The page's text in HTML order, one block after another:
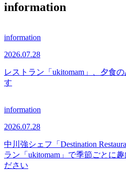
information
information
2026.07.28
レストラン「ukitomam」、夕食
す
information
2026.07.28
中川強シェフ「Destination
ラン「ukitomam」で季節ごとに
ださい